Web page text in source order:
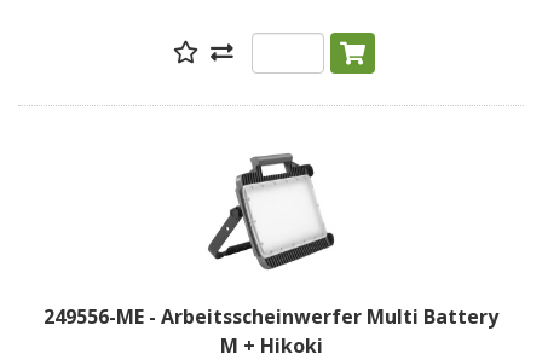
249556-ME - Arbeitsscheinwerfer Multi Battery
M + Hikoki